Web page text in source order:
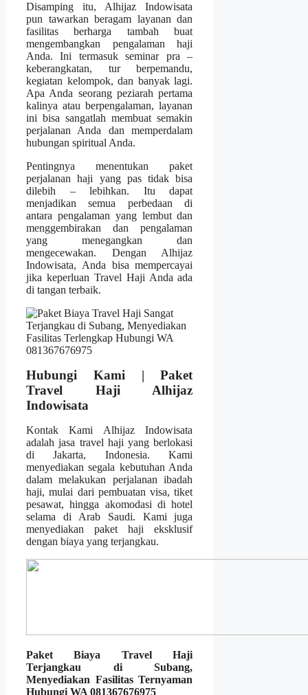
Disamping itu, Alhijaz Indowisata
pun tawarkan beragam layanan dan
fasilitas berharga tambah buat
mengembangkan pengalaman haji
Anda. Ini termasuk seminar pra –
keberangkatan, tur berpemandu,
kegiatan kelompok, dan banyak lagi.
Apa Anda seorang peziarah pertama
kalinya atau berpengalaman, layanan
ini bisa sangatlah membuat semakin
perjalanan Anda dan memperdalam
hubungan spiritual Anda.
Pentingnya menentukan paket
perjalanan haji yang pas tidak bisa
dilebih – lebihkan. Itu dapat
menjadikan semua perbedaan di
antara pengalaman yang lembut dan
menggembirakan dan pengalaman
yang menegangkan dan
mengecewakan. Dengan Alhijaz
Indowisata, Anda bisa mempercayai
jika keperluan Travel Haji Anda ada
di tangan terbaik.
Hubungi Kami | Paket
Travel Haji Alhijaz
Indowisata
Kontak Kami Alhijaz Indowisata
adalah jasa travel haji yang berlokasi
di Jakarta, Indonesia. Kami
menyediakan segala kebutuhan Anda
dalam melakukan perjalanan ibadah
haji, mulai dari pembuatan visa, tiket
pesawat, hingga akomodasi di hotel
selama di Arab Saudi. Kami juga
menyediakan paket haji eksklusif
dengan biaya yang terjangkau.
Paket Biaya Travel Haji
Terjangkau di Subang,
Menyediakan Fasilitas Ternyaman
Hubungi WA 081367676975